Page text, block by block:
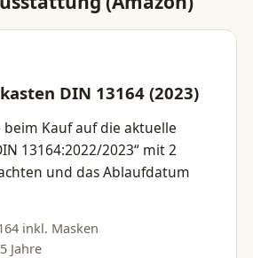
DIN 13164 (2023)
Kauf auf die aktuelle
13164:2022/2023“ mit 2
und das Ablaufdatum
inkl. Masken
Jahre